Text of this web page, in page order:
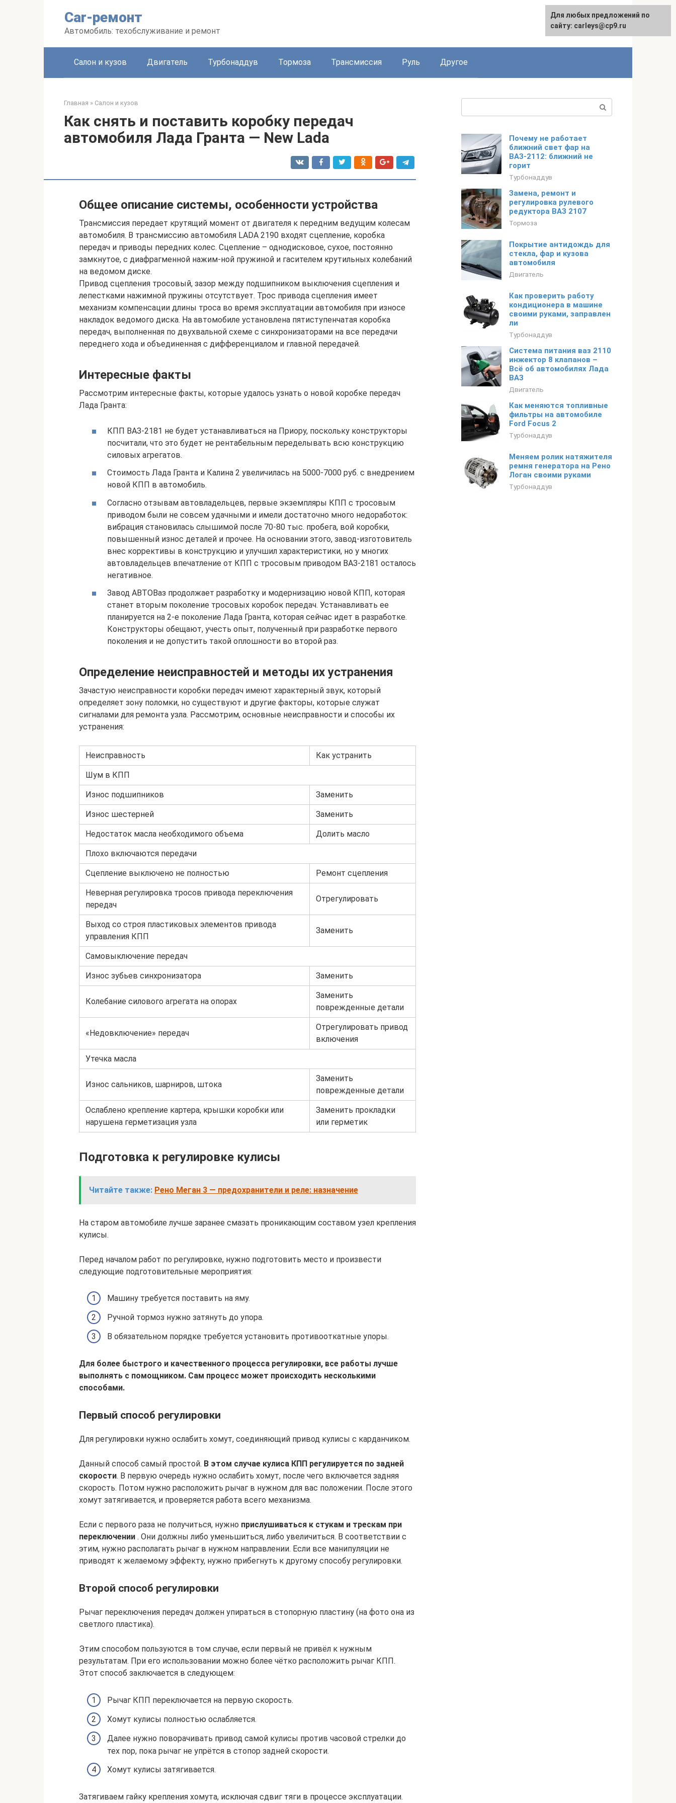
Car-ремонт
Автомобиль: техобслуживание и ремонт
Салон и кузов Двигатель Турбонаддув Тормоза Трансмиссия Руль Другое
Главная » Салон и кузов
Как снять и поставить коробку передач
автомобиля Лада Гранта — New Lada
Общее описание системы, особенности устройства
Трансмиссия передает крутящий момент от двигателя к передним ведущим колесам
автомобиля. В трансмиссию автомобиля LADA 2190 входят сцепление, коробка
передач и приводы передних колес. Сцепление – однодисковое, сухое, постоянно
замкнутое, с диафрагменной нажим-ной пружиной и гасителем крутильных колебаний
на ведомом диске.
Привод сцепления тросовый, зазор между подшипником выключения сцепления и
лепестками нажимной пружины отсутствует. Трос привода сцепления имеет
механизм компенсации длины троса во время эксплуатации автомобиля при износе
накладок ведомого диска. На автомобиле установлена пятиступенчатая коробка
передач, выполненная по двухвальной схеме с синхронизаторами на все передачи
переднего хода и объединенная с дифференциалом и главной передачей.
Интересные факты
Рассмотрим интересные факты, которые удалось узнать о новой коробке передач
Лада Гранта:
КПП ВАЗ-2181 не будет устанавливаться на Приору, поскольку конструкторы
посчитали, что это будет не рентабельным переделывать всю конструкцию
силовых агрегатов.
Стоимость Лада Гранта и Калина 2 увеличилась на 5000-7000 руб. с внедрением
новой КПП в автомобиль.
Согласно отзывам автовладельцев, первые экземпляры КПП с тросовым
приводом были не совсем удачными и имели достаточно много недоработок:
вибрация становилась слышимой после 70-80 тыс. пробега, вой коробки,
повышенный износ деталей и прочее. На основании этого, завод-изготовитель
внес коррективы в конструкцию и улучшил характеристики, но у многих
автовладельцев впечатление от КПП с тросовым приводом ВАЗ-2181 осталось
негативное.
Завод АВТОВаз продолжает разработку и модернизацию новой КПП, которая
станет вторым поколение тросовых коробок передач. Устанавливать ее
планируется на 2-е поколение Лада Гранта, которая сейчас идет в разработке.
Конструкторы обещают, учесть опыт, полученный при разработке первого
поколения и не допустить такой оплошности во второй раз.
Определение неисправностей и методы их устранения
Зачастую неисправности коробки передач имеют характерный звук, который
определяет зону поломки, но существуют и другие факторы, которые служат
сигналами для ремонта узла. Рассмотрим, основные неисправности и способы их
устранения:
Неисправность Как устранить
Шум в КПП
Износ подшипников Заменить
Износ шестерней Заменить
Недостаток масла необходимого объема Долить масло
Плохо включаются передачи
Сцепление выключено не полностью Ремонт сцепления
Неверная регулировка тросов привода переключения
передач
Отрегулировать
Выход со строя пластиковых элементов привода
управления КПП
Заменить
Самовыключение передач
Износ зубьев синхронизатора Заменить
Колебание силового агрегата на опорах
Заменить
поврежденные детали
«Недовключение» передач
Отрегулировать привод
включения
Утечка масла
Износ сальников, шарниров, штока
Заменить
поврежденные детали
Ослаблено крепление картера, крышки коробки или
нарушена герметизация узла
Заменить прокладки
или герметик
Подготовка к регулировке кулисы
Читайте также: Рено Меган 3 — предохранители и реле: назначение
На старом автомобиле лучше заранее смазать проникающим составом узел крепления
кулисы.
Перед началом работ по регулировке, нужно подготовить место и произвести
следующие подготовительные мероприятия:
Машину требуется поставить на яму.
Ручной тормоз нужно затянуть до упора.
В обязательном порядке требуется установить противооткатные упоры.
Для более быстрого и качественного процесса регулировки, все работы лучше
выполнять с помощником. Сам процесс может происходить несколькими
способами.
Первый способ регулировки
Для регулировки нужно ослабить хомут, соединяющий привод кулисы с карданчиком.
Данный способ самый простой. В этом случае кулиса КПП регулируется по задней
скорости. В первую очередь нужно ослабить хомут, после чего включается задняя
скорость. Потом нужно расположить рычаг в нужном для вас положении. После этого
хомут затягивается, и проверяется работа всего механизма.
Если с первого раза не получиться, нужно прислушиваться к стукам и трескам при
переключении . Они должны либо уменьшиться, либо увеличиться. В соответствии с
этим, нужно располагать рычаг в нужном направлении. Если все манипуляции не
приводят к желаемому эффекту, нужно прибегнуть к другому способу регулировки.
Второй способ регулировки
Рычаг переключения передач должен упираться в стопорную пластину (на фото она из
светлого пластика).
Этим способом пользуются в том случае, если первый не привёл к нужным
результатам. При его использовании можно более чётко расположить рычаг КПП.
Этот способ заключается в следующем:
Рычаг КПП переключается на первую скорость.
Хомут кулисы полностью ослабляется.
Далее нужно поворачивать привод самой кулисы против часовой стрелки до
тех пор, пока рычаг не упрётся в стопор задней скорости.
Хомут кулисы затягивается.
Затягиваем гайку крепления хомута, исключая сдвиг тяги в процессе эксплуатации.
Почему не работает
ближний свет фар на
ВАЗ-2112: ближний не
горит
Турбонаддув
Замена, ремонт и
регулировка рулевого
редуктора ВАЗ 2107
Тормоза
Покрытие антидождь для
стекла, фар и кузова
автомобиля
Двигатель
Как проверить работу
кондиционера в машине
своими руками, заправлен
ли
Турбонаддув
Система питания ваз 2110
инжектор 8 клапанов –
Всё об автомобилях Лада
ВАЗ
Двигатель
Как меняются топливные
фильтры на автомобиле
Ford Focus 2
Турбонаддув
Меняем ролик натяжителя
ремня генератора на Рено
Логан своими руками
Турбонаддув
Для любых предложений по
сайту: carleys@cp9.ru